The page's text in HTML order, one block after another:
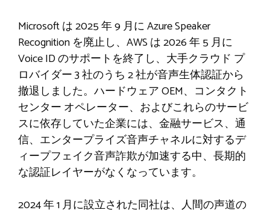
Microsoft は 2025 年 9 月に Azure Speaker
Recognition を廃止し、AWS は 2026 年 5 月に
Voice ID のサポートを終了し、大手クラウド プ
ロバイダー 3 社のうち 2 社が音声生体認証から
撤退しました。ハードウェア OEM、コンタクト
センター オペレーター、およびこれらのサービ
スに依存していた企業には、金融サービス、通
信、エンタープライズ音声チャネルに対するデ
ィープフェイク音声詐欺が加速する中、長期的
な認証レイヤーがなくなっています。
2024 年 1 月に設立された同社は、人間の声道の